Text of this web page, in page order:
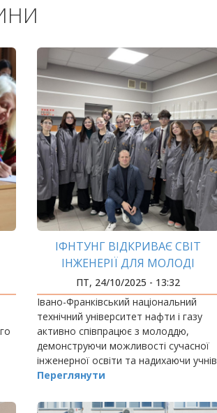
ІФНТУНГ ВІДКРИВАЄ СВІТ
ІНЖЕНЕРІЇ ДЛЯ МОЛОДІ
ПТ, 24/10/2025 - 13:32
Івано-Франківський національний
технічний університет нафти і газу
активно співпрацює з молоддю,
демонструючи можливості сучасної
інженерної освіти та надихаючи учнів
обирати технічні спеціальності.
Переглянути